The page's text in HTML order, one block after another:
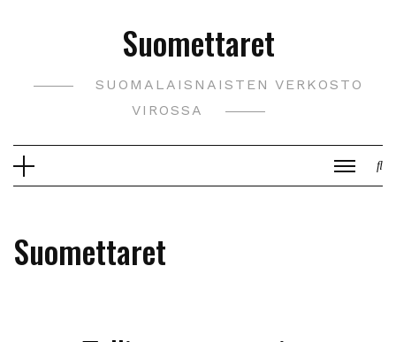
Suomettaret
SUOMALAISNAISTEN VERKOSTO
VIROSSA
Suomettaret